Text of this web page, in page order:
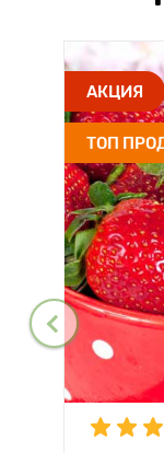
АКЦИЯ
ТОП